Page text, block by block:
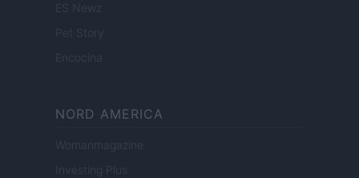
ES Newz
Pet Story
Encocina
NORD AMERICA
Womanmagazine
Investing Plus